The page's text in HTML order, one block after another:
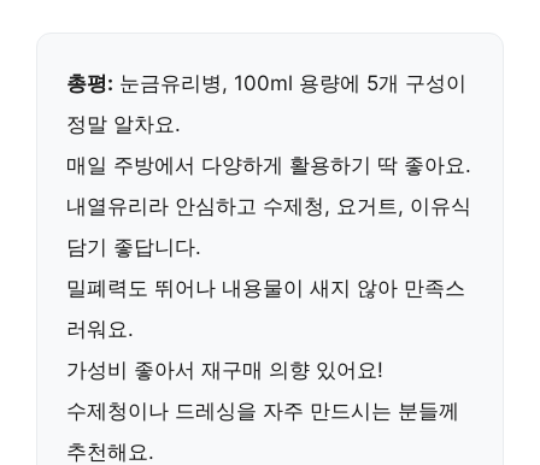
총평: 눈금유리병, 100ml 용량에 5개 구성이
정말 알차요.
매일 주방에서 다양하게 활용하기 딱 좋아요.
내열유리라 안심하고 수제청, 요거트, 이유식
담기 좋답니다.
밀폐력도 뛰어나 내용물이 새지 않아 만족스
러워요.
가성비 좋아서 재구매 의향 있어요!
수제청이나 드레싱을 자주 만드시는 분들께
추천해요.